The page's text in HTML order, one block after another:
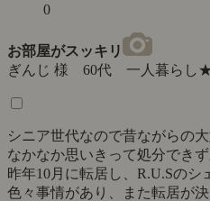
0
お部屋がスッキリ
ぎんじ 様 60代 一人暮らし
シニア世代なので昔ながらの
なかなか思いきって処分でき
昨年10月に転居し、R.U.Sのシ
色々事情があり、また転居が